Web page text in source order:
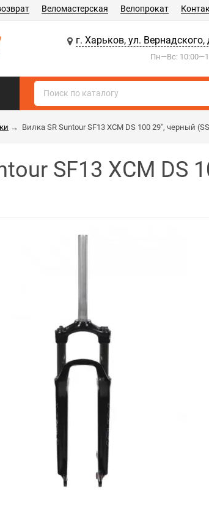
Веломастерская Велопрокат
г. Харьков, ул. Вернадского,
Пн—Вс:
→ Вилка SR Suntour SF13 XCM DS 100 29", черный
SF13 XCM DS